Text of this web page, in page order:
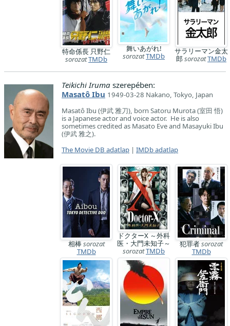
特命係長 只野仁
sorozatTMDb
舞いあがれ!
sorozatTMDb
サラリーマン金太
郎 sorozatTMDb
Teikichi Iruma szerepében:
Masatô Ibu 1949-03-28 Nakano, Tokyo, Japan
Masatô Ibu (伊武 雅刀), born Satoru Murota (室田 悟)
is a Japanese actor and voice actor. He is also
sometimes credited as Masato Eve and Masayuki Ibu
(伊武 雅之).
The Movie DB adatlap | IMDb adatlap
相棒sorozat
TMDb
ドクターX ～外科
医・大門未知子～
sorozatTMDb
犯罪者sorozat
TMDb